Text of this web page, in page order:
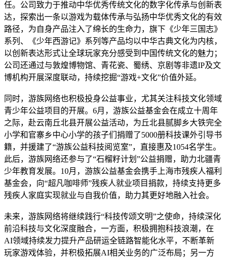
任。公司致力于推动中华优秀传统文化的数字化传承与创新表
达，探索出一条以游戏为载体传承与弘扬中华优秀文化的有效
路径，为自身产品注入了绵长的生命力，旗下《少年三国志》
系列、《少年西游记》系列等产品均以中华古典文化为内核，
以创新表达形式让全球玩家充分感受到中国传统文化的魅力；
公司还通过与敦煌博物馆、青花瓷、蜀绣、京剧等非遗IP及文
博机构开展深度联动，持续挖掘“游戏+文化”价值外延。
同时，游族网络也积极投身公益事业，尤其关注科技文化领域
青少年公益项目的开展。6月，游族公益基金会在成立十周年
之际，赴云南丘北县开展公益活动，为丘北县腻脚乡大铁完全
小学和官寨乡中心小学的孩子们捐赠了5000册科技课外引导书
籍，并援建了“游族公益科技阅览室”，直接惠及1054名学生。
此后，游族网络还参与了“石榴籽计划”公益捐赠，助力北疆青
少年教育发展。10月，游族公益基金会携手上海市残疾人福利
基金会，向“超凡咖啡师”残疾人就业项目捐款，持续支持更多
残疾人家庭实现就业与自我价值，助力其更好地融入社会。
未来，游族网络将继续践行“科技传颂文明”之使命，持续深化
前沿科技与文化深度融合，一方面，积极拥抱科技浪潮，在
AI领域持续发力提升产品研运全链路智能化水平，不断革新
玩家游戏体验，并积极拓展AI相关业务的广泛布局；另一方